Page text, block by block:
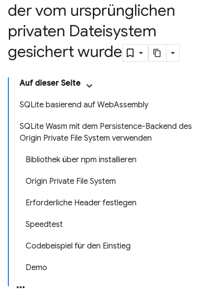
der vom ursprünglichen
privaten Dateisystem
gesichert wurde
Auf dieser Seite
SQLite basierend auf WebAssembly
SQLite Wasm mit dem Persistence-Backend des
Origin Private File System verwenden
Bibliothek über npm installieren
Origin Private File System
Erforderliche Header festlegen
Speedtest
Codebeispiel für den Einstieg
Demo